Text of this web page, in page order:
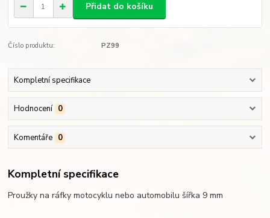
Přidat do košíku
Číslo produktu: PZ99
Kompletní specifikace
Hodnocení 0
Komentáře 0
Kompletní specifikace
Proužky na ráfky motocyklu nebo automobilu šířka 9 mm